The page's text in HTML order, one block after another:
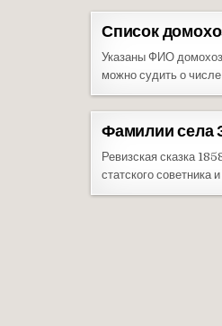
Список
Указаны ФИО
можно судить о
Фамилии села
Ревизская сказка
статского советника